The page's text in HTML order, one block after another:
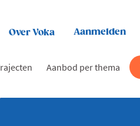
Over Voka Aanmelden
Aanbod per thema